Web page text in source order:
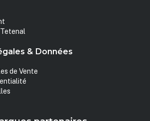
& Données
de Vente